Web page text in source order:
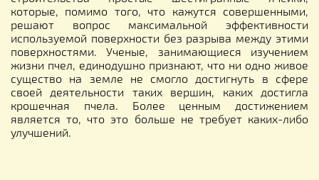
которые, помимо того, что кажутся совершенными,
решают вопрос максимальной эффективности
используемой поверхности без разрыва между этими
поверхностями. Ученые, занимающиеся изучением
жизни пчел, единодушно признают, что ни одно живое
существо на земле не смогло достигнуть в сфере
своей деятельности таких вершин, каких достигла
крошечная пчела. Более ценным достижением
является то, что это больше не требует каких-либо
улучшений.